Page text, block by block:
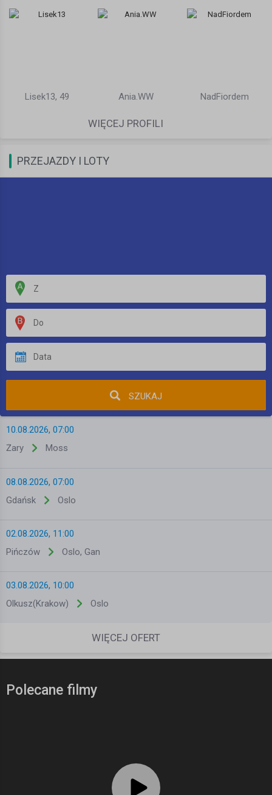
Lisek13, 49 Ania.WW NadFiordem
WIĘCEJ PROFILI
PRZEJAZDY I LOTY
SZUKAJ
10.08.2026, 07:00
Żary
Moss
08.08.2026, 07:00
Gdańsk
Oslo
02.08.2026, 11:00
Pińczów
Oslo, Gan
03.08.2026, 10:00
Olkusz(Krakow)
Oslo
WIĘCEJ OFERT
Polecane filmy